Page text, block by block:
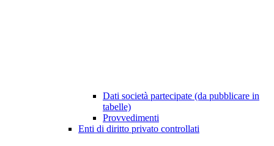
Dati società partecipate (da pubblicare in
tabelle)
Provvedimenti
Enti di diritto privato controllati